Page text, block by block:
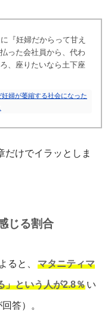
『妊婦だからって甘え
った会社員から、代わ
、座りたいなら土下座
婦が萎縮する社会になった
だけでイラッとしま
じる割合
ると、 マタニティマ
」という人が2.8％い
答）。